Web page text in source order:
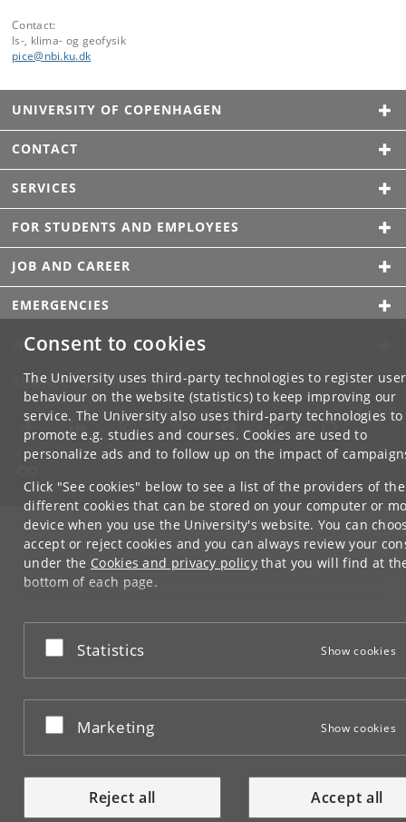
Consent to cookies
The University uses third-party technologies to register user
behaviour on the website (statistics) to keep improving our
service. The University also uses third-party technologies to
promote e.g. studies and courses. Cookies are used to
personalize ads and to follow up on the impact of
Click "See cookies" below to see a list of the providers of the
different cookies that can be stored on your computer or
device when you use the University's website. You can
accept or reject cookies and you can always review your
under the Cookies and privacy policythat you will find at
bottom of each page.
Accept or reject
Statistics Show cookies
Accept or reject
Marketing Show cookies
Reject all Accept all
Contact:
Is-, klima- og geofysik
pice@nbi.ku.dk
UNIVERSITY OF COPENHAGEN
CONTACT
SERVICES
FOR STUDENTS AND EMPLOYEES
JOB AND CAREER
EMERGENCIES
WEB
CONNECT WITH UCPH